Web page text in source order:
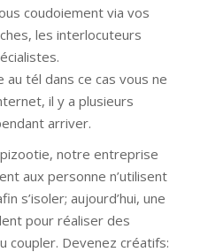
coudoiement via vos
les interlocuteurs
tél dans ce cas vous ne
il y a plusieurs
arriver.
notre entreprise
aux personne n’utilisent
s’isoler; aujourd’hui, une
pour réaliser des
coupler. Devenez créatifs: